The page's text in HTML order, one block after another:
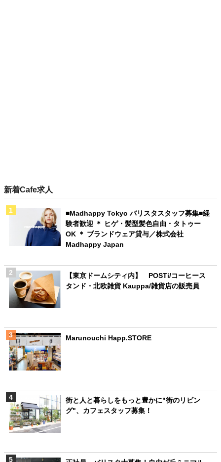
新着Cafe求人
■Madhappy Tokyo バリスタスタッフ募集■経
験者歓迎 ＊ ヒゲ・髪型髪色自由・タトゥー
OK ＊ ブランドウェア貸与／株式会社
Madhappy Japan
【東京ドームシティ内】 POSTi/コーヒース
タンド・北欧雑貨 Kauppa/雑貨店の販売員
Marunouchi Happ.STORE
街と人と暮らしをもっと豊かに"街のリビン
グ"、カフェスタッフ募集！